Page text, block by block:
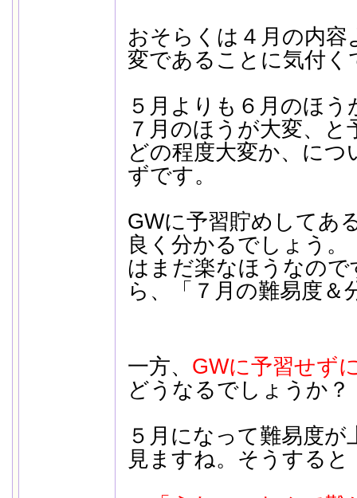
おそらくは４月の内容
変であることに気付く
５月よりも６月のほ
７月のほうが大変、
どの程度大変か、に
ずです。
GWに予習貯めしてあ
良く分かるでしょう
はまだ楽なほうなの
ら、「７月の難易度＆
一方、 GWに予習せず
どうなるでしょうか？
５月になって難易度
見ますね。そうすると